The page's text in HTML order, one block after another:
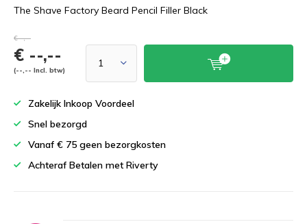
The Shave Factory Beard Pencil Filler Black
€--,--
€ --,--
(--,-- Incl. btw)
Zakelijk Inkoop Voordeel
Snel bezorgd
Vanaf € 75 geen bezorgkosten
Achteraf Betalen met Riverty